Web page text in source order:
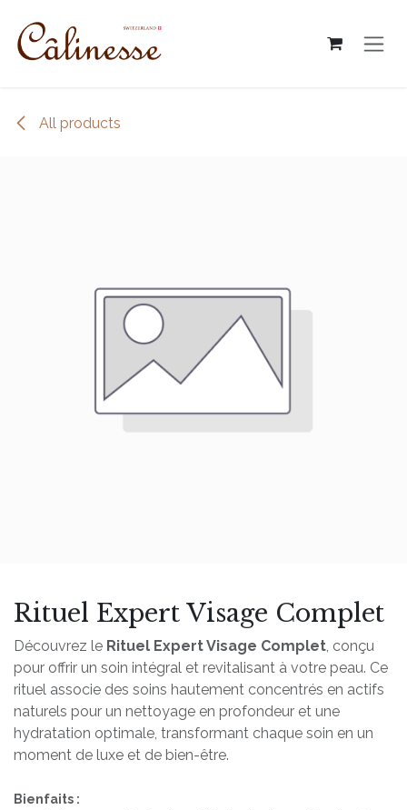
All products
Rituel Expert Visage Complet
Découvrez le Rituel Expert Visage Complet, conçu
pour offrir un soin intégral et revitalisant à votre peau. Ce
rituel associe des soins hautement concentrés en actifs
naturels pour un nettoyage en profondeur et une
hydratation optimale, transformant chaque soin en un
moment de luxe et de bien-être.
Bienfaits :